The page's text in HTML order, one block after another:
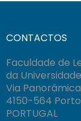
CONTACTOS
Faculdade de
da
Via
4150-564 Porto
PORTUGAL